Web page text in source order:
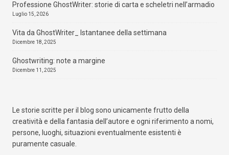
Professione GhostWriter: storie di carta e scheletri nell’armadio
Luglio 15, 2026
Vita da GhostWriter_ Istantanee della settimana
Dicembre 18, 2025
Ghostwriting: note a margine
Dicembre 11, 2025
Le storie scritte per il blog sono unicamente frutto della
creatività e della fantasia dell’autore e ogni riferimento a nomi,
persone, luoghi, situazioni eventualmente esistenti è
puramente casuale.